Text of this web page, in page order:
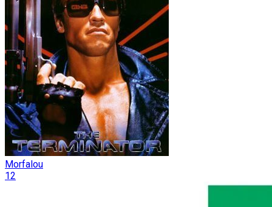
Morfalou
12